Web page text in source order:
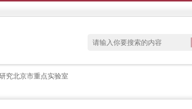
究北京市重点实验室